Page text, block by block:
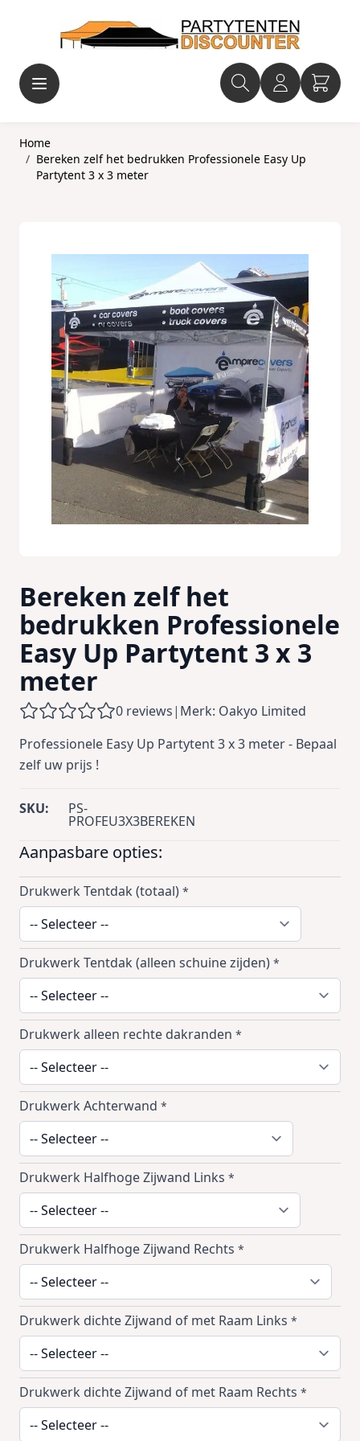
Home
/ Bereken zelf het bedrukken Professionele Easy Up
Partytent 3 x 3 meter
Bereken zelf het
bedrukken Professionele
Easy Up Partytent 3 x 3
meter
0 reviews| Merk: Oakyo Limited
Professionele Easy Up Partytent 3 x 3 meter - Bepaal
zelf uw prijs !
SKU: PS-
PROFEU3X3BEREKEN
Aanpasbare opties:
Drukwerk Tentdak (totaal) *
Drukwerk Tentdak (alleen schuine zijden) *
Drukwerk alleen rechte dakranden *
Drukwerk Achterwand *
Drukwerk Halfhoge Zijwand Links *
Drukwerk Halfhoge Zijwand Rechts *
Drukwerk dichte Zijwand of met Raam Links *
Drukwerk dichte Zijwand of met Raam Rechts *